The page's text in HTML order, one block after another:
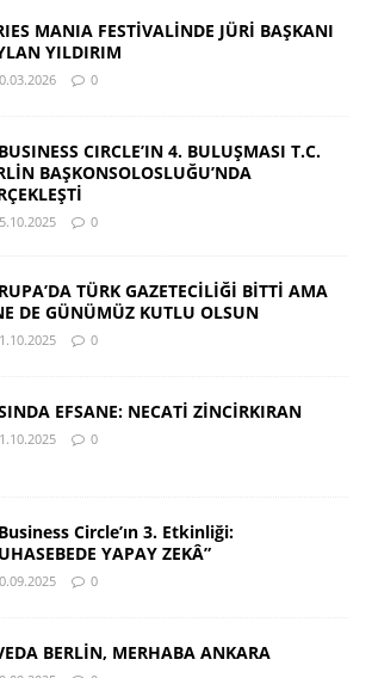
MANIA FESTİVALİNDE JÜRİ BAŞKANI
YILDIRIM
0
CIRCLE’IN 4. BULUŞMASI T.C.
BAŞKONSOLOSLUĞU’NDA
0
TÜRK GAZETECİLİĞİ BİTTİ AMA
DE GÜNÜMÜZ KUTLU OLSUN
0
EFSANE: NECATİ ZİNCİRKIRAN
0
Circle’ın 3. Etkinliği:
YAPAY ZEKÂ”
0
BERLİN, MERHABA ANKARA